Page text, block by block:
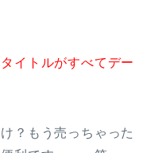
イトルがすべてデー
？もう売っちゃった